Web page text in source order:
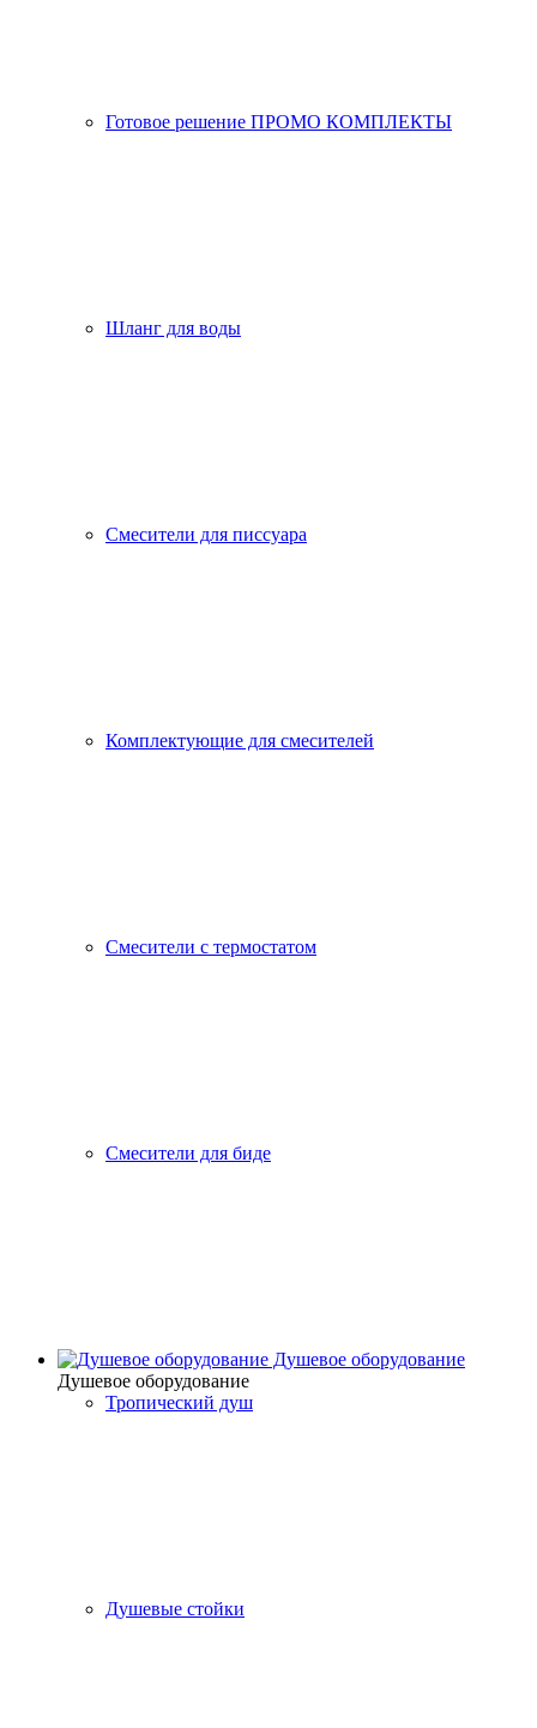
Готовое решение ПРОМО КОМПЛЕКТЫ
Шланг для воды
Смесители для писсуара
Комплектующие для смесителей
Смесители с термостатом
Смесители для биде
Душевое оборудование
Душевое оборудование
Тропический душ
Душевые стойки